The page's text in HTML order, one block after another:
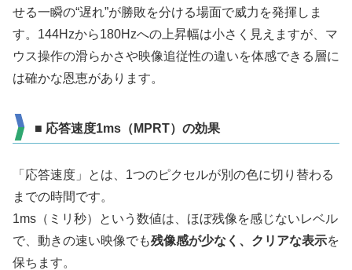
せる一瞬の“遅れ”が勝敗を分ける場面で威力を発揮しま
す。144Hzから180Hzへの上昇幅は小さく見えますが、マ
ウス操作の滑らかさや映像追従性の違いを体感できる層に
は確かな恩恵があります。
■ 応答速度1ms（MPRT）の効果
「応答速度」とは、1つのピクセルが別の色に切り替わる
までの時間です。
1ms（ミリ秒）という数値は、ほぼ残像を感じないレベル
で、動きの速い映像でも残像感が少なく、クリアな表示を
保ちます。